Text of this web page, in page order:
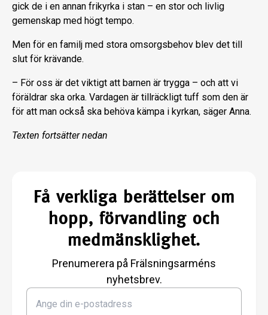
gick de i en annan frikyrka i stan – en stor och livlig
gemenskap med högt tempo.
Men för en familj med stora omsorgsbehov blev det till
slut för krävande.
– För oss är det viktigt att barnen är trygga – och att vi
föräldrar ska orka. Vardagen är tillräckligt tuff som den är
för att man också ska behöva kämpa i kyrkan, säger Anna.
Texten fortsätter nedan
Få verkliga berättelser om
hopp, förvandling och
medmänsklighet.
Prenumerera på Frälsningsarméns
nyhetsbrev.